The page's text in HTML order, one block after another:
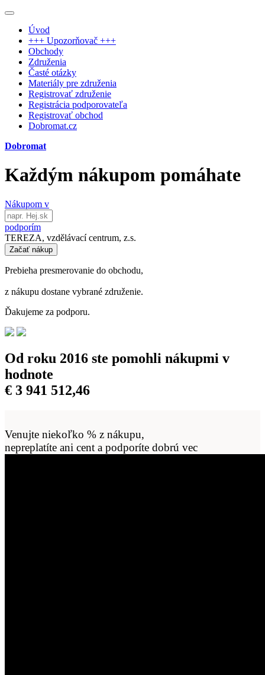
Úvod
+++ Upozorňovač +++
Obchody
Združenia
Časté otázky
Materiály pre združenia
Registrovať združenie
Registrácia podporovateľa
Registrovať obchod
Dobromat.cz
Dobromat
Každým nákupom pomáhate
Nákupom v
podporím
TEREZA, vzdělávací centrum, z.s.
Začať nákup
Prebieha presmerovanie do obchodu,
z nákupu dostane vybrané združenie.
Ďakujeme za podporu.
Od roku 2016 ste pomohli nákupmi v
hodnote
€ 3 941 512,47
Venujte niekoľko % z nákupu,
nepreplatíte ani cent a podporíte dobrú vec